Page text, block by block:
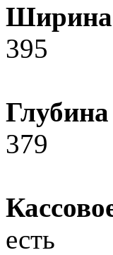
Ширина
395
379
есть